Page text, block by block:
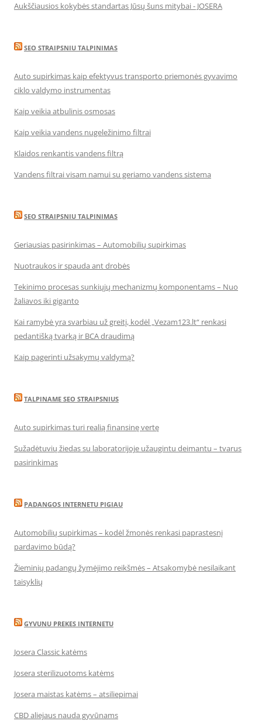
Aukščiausios kokybės standartas Jūsų šuns mitybai - JOSERA
SEO STRAIPSNIU TALPINIMAS
Auto supirkimas kaip efektyvus transporto priemonės gyvavimo
ciklo valdymo instrumentas
Kaip veikia atbulinis osmosas
Kaip veikia vandens nugeležinimo filtrai
Klaidos renkantis vandens filtrą
Vandens filtrai visam namui su geriamo vandens sistema
SEO STRAIPSNIU TALPINIMAS
Geriausias pasirinkimas – Automobilių supirkimas
Nuotraukos ir spauda ant drobės
Tekinimo procesas sunkiųjų mechanizmų komponentams – Nuo
žaliavos iki giganto
Kai ramybė yra svarbiau už greitį, kodėl „Vezam123.lt“ renkasi
pedantišką tvarką ir BCA draudimą
Kaip pagerinti užsakymų valdymą?
TALPINAME SEO STRAIPSNIUS
Auto supirkimas turi realią finansinę vertę
Sužadėtuvių žiedas su laboratorijoje užaugintu deimantu – tvarus
pasirinkimas
PADANGOS INTERNETU PIGIAU
Automobilių supirkimas – kodėl žmonės renkasi paprastesnį
pardavimo būdą?
Žieminių padangų žymėjimo reikšmės – Atsakomybė nesilaikant
taisyklių
GYVUNU PREKES INTERNETU
Josera Classic katėms
Josera sterilizuotoms katėms
Josera maistas katėms – atsiliepimai
CBD aliejaus nauda gyvūnams